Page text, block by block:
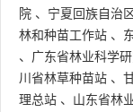
院 、 宁夏回族自治
林和种苗工作站 、
、 广东省林业科学
川省林草种苗站 、
理总站 、 山东省林